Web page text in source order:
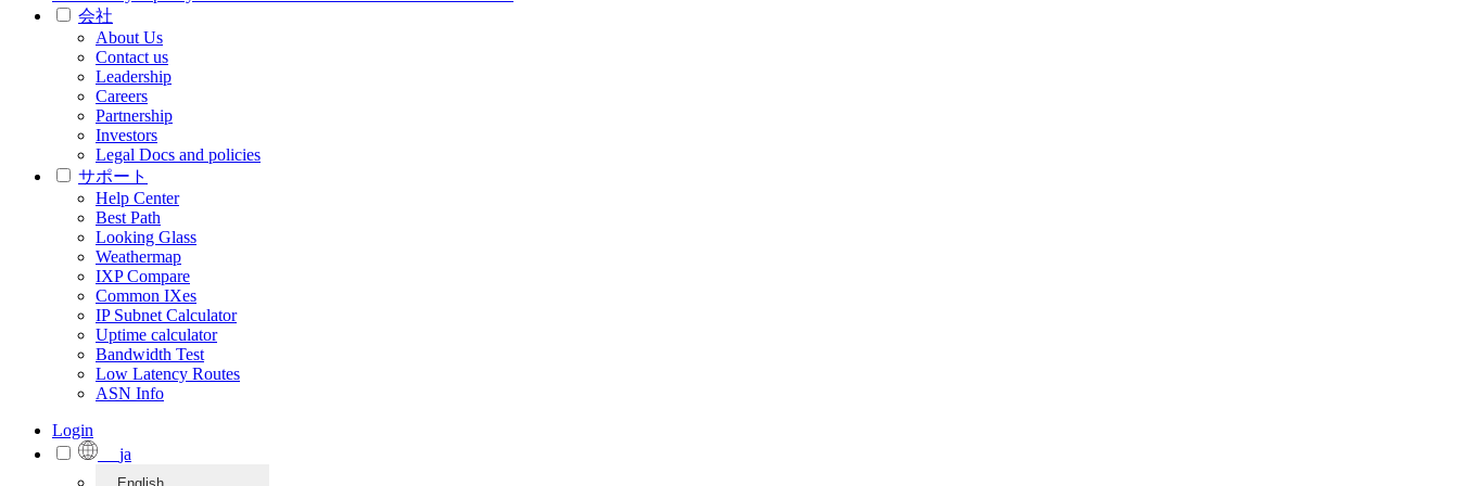
会社
About Us
Contact us
Leadership
Careers
Partnership
Investors
Legal Docs and policies
サポート
Help Center
Best Path
Looking Glass
Weathermap
IXP Compare
Common IXes
IP Subnet Calculator
Uptime calculator
Bandwidth Test
Low Latency Routes
ASN Info
Login
ja